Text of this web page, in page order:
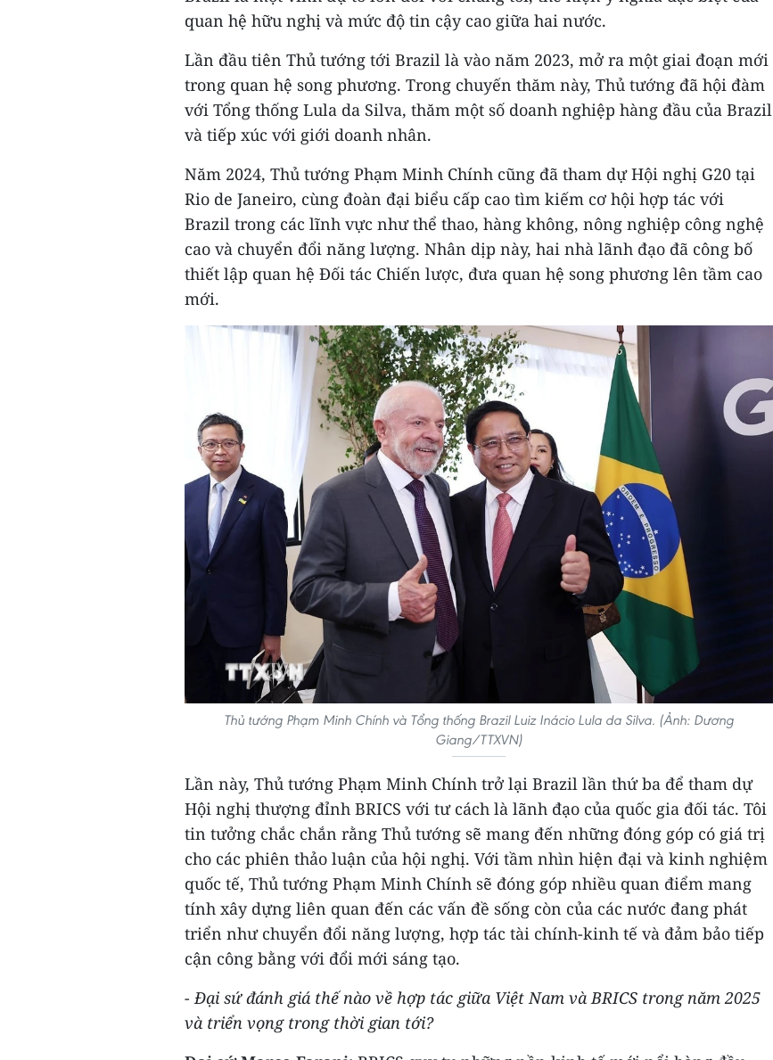
quan hệ hữu nghị và mức độ tin cậy cao giữa hai nước.
Lần đầu tiên Thủ tướng tới Brazil là vào năm 2023, mở ra một giai đoạn mới
trong quan hệ song phương. Trong chuyến thăm này, Thủ tướng đã hội đàm
với Tổng thống Lula da Silva, thăm một số doanh nghiệp hàng đầu của Brazil
và tiếp xúc với giới doanh nhân.
Năm 2024, Thủ tướng Phạm Minh Chính cũng đã tham dự Hội nghị G20 tại
Rio de Janeiro, cùng đoàn đại biểu cấp cao tìm kiếm cơ hội hợp tác với
Brazil trong các lĩnh vực như thể thao, hàng không, nông nghiệp công nghệ
cao và chuyển đổi năng lượng. Nhân dịp này, hai nhà lãnh đạo đã công bố
thiết lập quan hệ Đối tác Chiến lược, đưa quan hệ song phương lên tầm cao
mới.
Thủ tướng Phạm Minh Chính và Tổng thống Brazil Luiz Inácio Lula da Silva. (Ảnh: Dương
Giang/TTXVN)
Lần này, Thủ tướng Phạm Minh Chính trở lại Brazil lần thứ ba để tham dự
Hội nghị thượng đỉnh BRICS với tư cách là lãnh đạo của quốc gia đối tác. Tôi
tin tưởng chắc chắn rằng Thủ tướng sẽ mang đến những đóng góp có giá trị
cho các phiên thảo luận của hội nghị. Với tầm nhìn hiện đại và kinh nghiệm
quốc tế, Thủ tướng Phạm Minh Chính sẽ đóng góp nhiều quan điểm mang
tính xây dựng liên quan đến các vấn đề sống còn của các nước đang phát
triển như chuyển đổi năng lượng, hợp tác tài chính-kinh tế và đảm bảo tiếp
cận công bằng với đổi mới sáng tạo.
- Đại sứ đánh giá thế nào về hợp tác giữa Việt Nam và BRICS trong năm 2025
và triển vọng trong thời gian tới?